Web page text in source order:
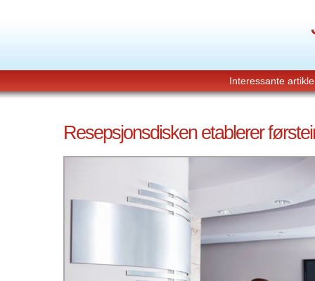
Interessante
Resepsjonsdisken etablerer